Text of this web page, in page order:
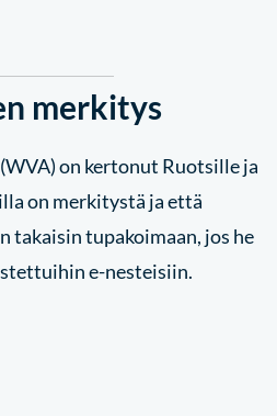
merkitys
on kertonut Ruotsille ja
on merkitystä ja että
takaisin tupakoimaan, jos he
e-nesteisiin.